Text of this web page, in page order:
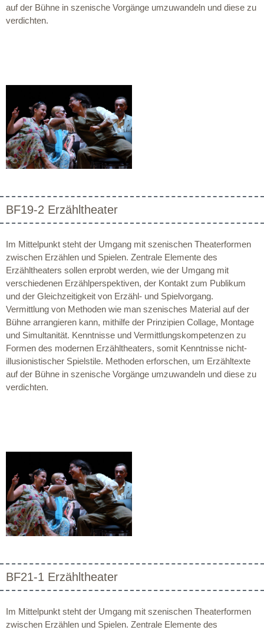
auf der Bühne in szenische Vorgänge umzuwandeln und diese zu
verdichten.
BF19-2 Erzähltheater
Im Mittelpunkt steht der Umgang mit szenischen Theaterformen
zwischen Erzählen und Spielen. Zentrale Elemente des
Erzähltheaters sollen erprobt werden, wie der Umgang mit
verschiedenen Erzählperspektiven, der Kontakt zum Publikum
und der Gleichzeitigkeit von Erzähl- und Spielvorgang.
Vermittlung von Methoden wie man szenisches Material auf der
Bühne arrangieren kann, mithilfe der Prinzipien Collage, Montage
und Simultanität. Kenntnisse und Vermittlungskompetenzen zu
Formen des modernen Erzähltheaters, somit Kenntnisse nicht-
illusionistischer Spielstile. Methoden erforschen, um Erzähltexte
auf der Bühne in szenische Vorgänge umzuwandeln und diese zu
verdichten.
BF21-1 Erzähltheater
Im Mittelpunkt steht der Umgang mit szenischen Theaterformen
zwischen Erzählen und Spielen. Zentrale Elemente des